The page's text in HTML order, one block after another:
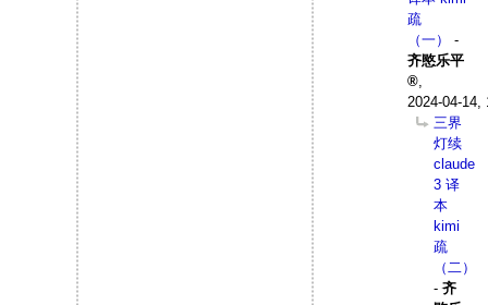
疏
（一）
-
齐愍乐平
2024-04-14,
三界
灯续
claude
3 译
本
kimi
疏
（二）
-齐